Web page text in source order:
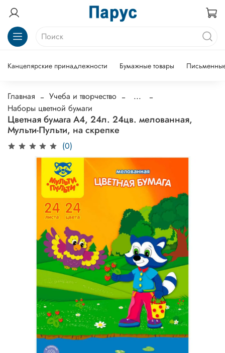
Канцелярские принадлежности Бумажные товары
Главная Учеба и творчество
...
Наборы цветной бумаги
Цветная бумага А4, 24л. 24цв. мелованная,
Мульти-Пульти, на скрепке
(0)